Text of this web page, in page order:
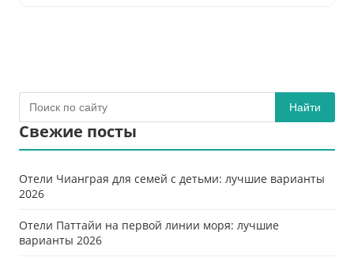
Найти
Свежие посты
Отели Чианграя для семей с детьми: лучшие варианты
2026
Отели Паттайи на первой линии моря: лучшие
варианты 2026